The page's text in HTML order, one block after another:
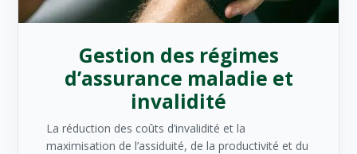
Gestion des régimes
d’assurance maladie et
invalidité
La réduction des coûts d’invalidité et la
maximisation de l’assiduité, de la productivité et du